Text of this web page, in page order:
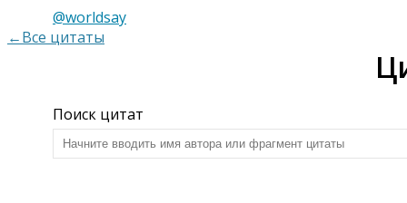
@worldsay
←Все цитаты
Поиск цитат